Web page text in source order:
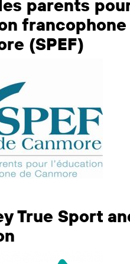
parents
francophone
(SPEF)
True Sport